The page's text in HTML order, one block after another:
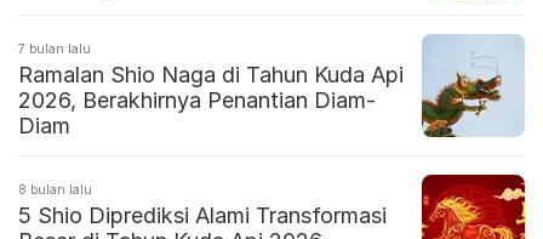
7 bulan lalu
Ramalan Shio Naga di Tahun Kuda Api
2026, Berakhirnya Penantian Diam-
Diam
8 bulan lalu
5 Shio Diprediksi Alami Transformasi